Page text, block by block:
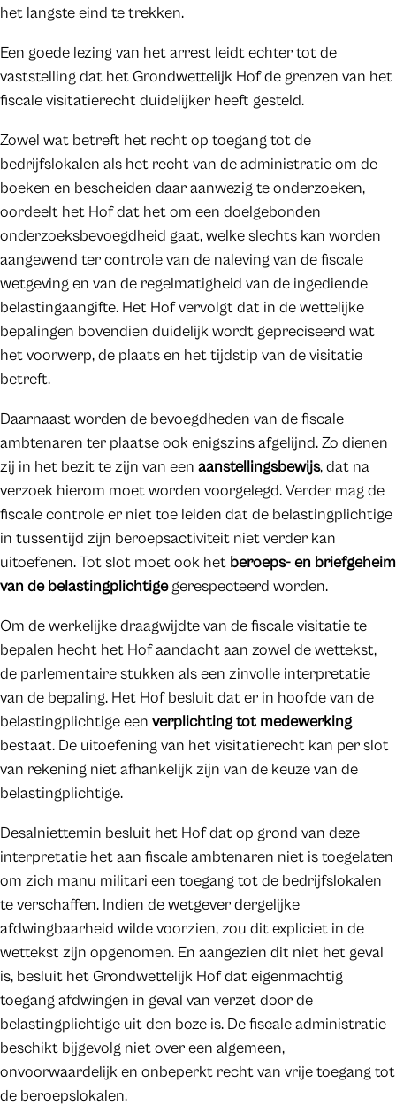
het langste eind te trekken.
Een goede lezing van het arrest leidt echter tot de
vaststelling dat het Grondwettelijk Hof de grenzen van het
fiscale visitatierecht duidelijker heeft gesteld.
Zowel wat betreft het recht op toegang tot de
bedrijfslokalen als het recht van de administratie om de
boeken en bescheiden daar aanwezig te onderzoeken,
oordeelt het Hof dat het om een doelgebonden
onderzoeksbevoegdheid gaat, welke slechts kan worden
aangewend ter controle van de naleving van de fiscale
wetgeving en van de regelmatigheid van de ingediende
belastingaangifte. Het Hof vervolgt dat in de wettelijke
bepalingen bovendien duidelijk wordt gepreciseerd wat
het voorwerp, de plaats en het tijdstip van de visitatie
betreft.
Daarnaast worden de bevoegdheden van de fiscale
ambtenaren ter plaatse ook enigszins afgelijnd. Zo dienen
zij in het bezit te zijn van een aanstellingsbewijs, dat na
verzoek hierom moet worden voorgelegd. Verder mag de
fiscale controle er niet toe leiden dat de belastingplichtige
in tussentijd zijn beroepsactiviteit niet verder kan
uitoefenen. Tot slot moet ook het beroeps- en briefgeheim
van de belastingplichtigegerespecteerd worden.
Om de werkelijke draagwijdte van de fiscale visitatie te
bepalen hecht het Hof aandacht aan zowel de wettekst,
de parlementaire stukken als een zinvolle interpretatie
van de bepaling. Het Hof besluit dat er in hoofde van de
belastingplichtige een verplichting tot medewerking
bestaat. De uitoefening van het visitatierecht kan per slot
van rekening niet afhankelijk zijn van de keuze van de
belastingplichtige.
Desalniettemin besluit het Hof dat op grond van deze
interpretatie het aan fiscale ambtenaren niet is toegelaten
om zich manu militari een toegang tot de bedrijfslokalen
te verschaffen. Indien de wetgever dergelijke
afdwingbaarheid wilde voorzien, zou dit expliciet in de
wettekst zijn opgenomen. En aangezien dit niet het geval
is, besluit het Grondwettelijk Hof dat eigenmachtig
toegang afdwingen in geval van verzet door de
belastingplichtige uit den boze is. De fiscale administratie
beschikt bijgevolg niet over een algemeen,
onvoorwaardelijk en onbeperkt recht van vrije toegang tot
de beroepslokalen.